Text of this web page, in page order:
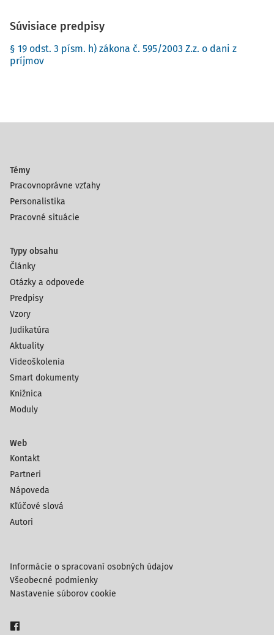
Súvisiace predpisy
§ 19 odst. 3 písm. h) zákona č. 595/2003 Z.z. o dani z
príjmov
Témy
Pracovnoprávne vzťahy
Personalistika
Pracovné situácie
Typy obsahu
Články
Otázky a odpovede
Predpisy
Vzory
Judikatúra
Aktuality
Videoškolenia
Smart dokumenty
Knižnica
Moduly
Web
Kontakt
Partneri
Nápoveda
Kľúčové slová
Autori
Informácie o spracovaní osobných údajov
Všeobecné podmienky
Nastavenie súborov cookie